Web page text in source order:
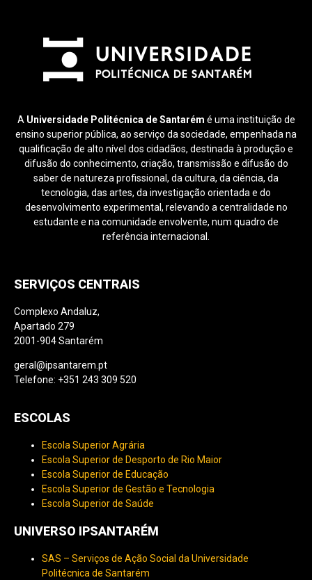
A Universidade Politécnica de Santarém é uma instituição de
ensino superior pública, ao serviço da sociedade, empenhada na
qualificação de alto nível dos cidadãos, destinada à produção e
difusão do conhecimento, criação, transmissão e difusão do
saber de natureza profissional, da cultura, da ciência, da
tecnologia, das artes, da investigação orientada e do
desenvolvimento experimental, relevando a centralidade no
estudante e na comunidade envolvente, num quadro de
referência internacional.
SERVIÇOS CENTRAIS
Complexo Andaluz,
Apartado 279
2001-904 Santarém
geral@ipsantarem.pt
Telefone: +351 243 309 520
ESCOLAS
Escola Superior Agrária
Escola Superior de Desporto de Rio Maior
Escola Superior de Educação
Escola Superior de Gestão e Tecnologia
Escola Superior de Saúde
UNIVERSO IPSANTARÉM
SAS – Serviços de Ação Social da Universidade
Politécnica de Santarém